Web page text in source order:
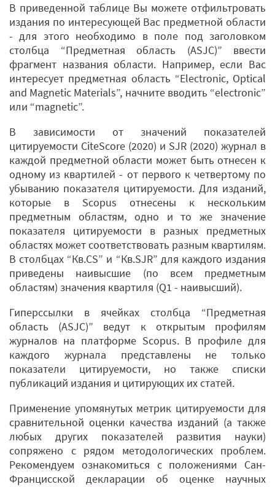
В приведенной таблице Вы можете отфильтровать
издания по интересующей Вас предметной области
- для этого необходимо в поле под заголовком
столбца “Предметная область (ASJC)” ввести
фрагмент названия области. Например, если Вас
интересует предметная область “Electronic, Optical
and Magnetic Materials”, начните вводить “electronic”
или “magnetic”.
В зависимости от значений показателей
цитируемости CiteScore (2020) и SJR (2020) журнал в
каждой предметной области может быть отнесен к
одному из квартилей - от первого к четвертому по
убыванию показателя цитируемости. Для изданий,
которые в Scopus отнесены к нескольким
предметным областям, одно и то же значение
показателя цитируемости в разных предметных
областях может соответствовать разным квартилям.
В столбцах “Кв.CS” и “Кв.SJR” для каждого издания
приведены наивысшие (по всем предметным
областям) значения квартиля (Q1 - наивысший).
Гиперссылки в ячейках столбца “Предметная
область (ASJC)” ведут к открытым профилям
журналов на платформе Scopus. В профиле для
каждого журнала представлены не только
показатели цитируемости, но также списки
публикаций издания и цитирующих их статей.
Применение упомянутых метрик цитируемости для
сравнительной оценки качества изданий (а также
любых других показателей развития науки)
сопряжено с рядом методологических проблем.
Рекомендуем ознакомиться с положениями Сан-
Францисской декларации об оценке научных